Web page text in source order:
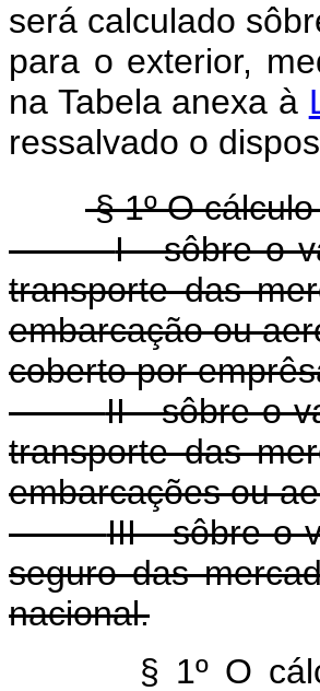
será calculado
para o exterior,
na Tabela anexa à
ressalvado o
§ 1º O
I - sôbre o
transporte das
embarcação ou
coberto por
II - sôbre o
transporte das
embarcações ou
III - sôbre o
seguro das
nacional.
§ 1º O